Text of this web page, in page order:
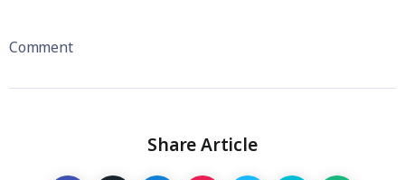
Comment
Share Article